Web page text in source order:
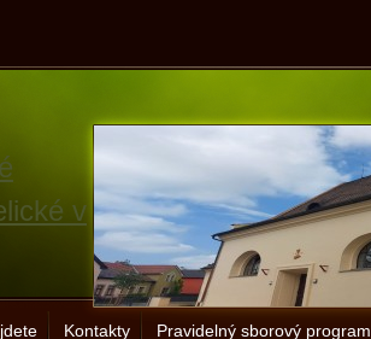
v
Kontakty Pravidelný sborový program